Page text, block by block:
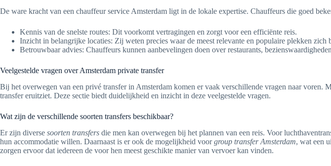
De ware kracht van een chauffeur service Amsterdam ligt in de lokale expertise. Chauffeurs die goed
Kennis van de snelste routes: Dit voorkomt vertragingen en zorgt voor een efficiënte reis.
Inzicht in belangrijke locaties: Zij weten precies waar de meest relevante en populaire plekken zich
Betrouwbaar advies: Chauffeurs kunnen aanbevelingen doen over restaurants,
Veelgestelde vragen over Amsterdam private transfer
Bij het overwegen van een privé transfer in Amsterdam komen er vaak verschillende vragen naar
transfer eruitziet. Deze sectie biedt duidelijkheid en inzicht in deze veelgestelde vragen.
Wat zijn de verschillende soorten transfers beschikbaar?
Er zijn diverse soorten transfers die men kan overwegen bij het plannen van een reis. Voor
hun accommodatie willen. Daarnaast is er ook de mogelijkheid voorgroup transfer Amsterdam, wat een
zorgen ervoor dat iedereen de voor hen meest geschikte manier van vervoer kan vinden.